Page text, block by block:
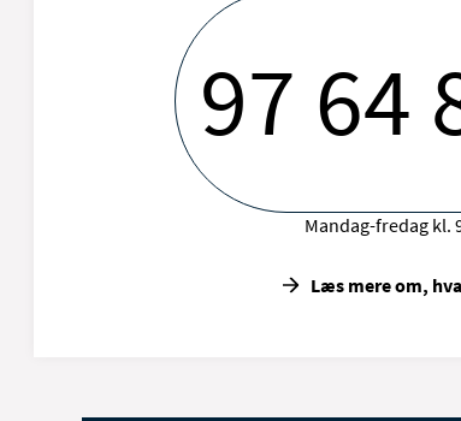
97 64
Mandag-fredag kl.
Læs mere om,